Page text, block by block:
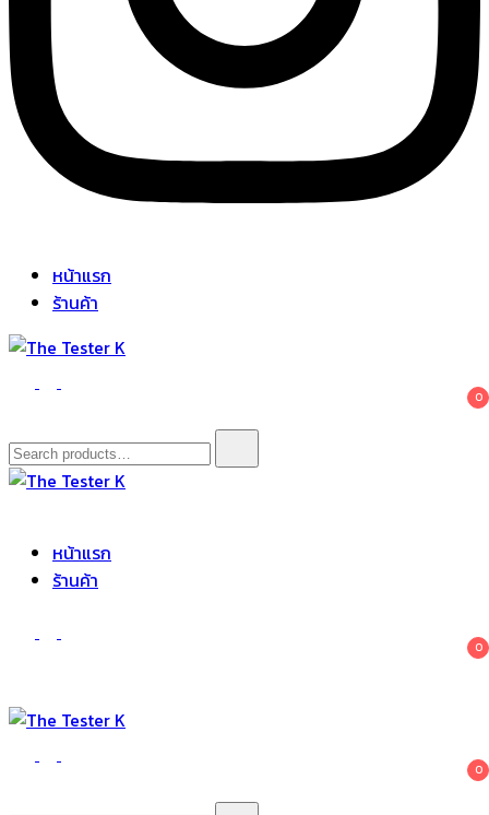
หน้าแรก
ร้านค้า
The Tester K
Korean cosmetics 0
Search
for:
หน้าแรก
ร้านค้า
0
The Tester K
Korean cosmetics 0